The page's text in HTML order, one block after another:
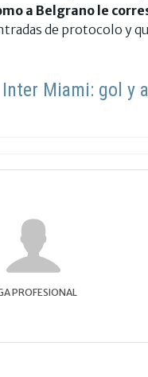
a Belgrano le
de protocolo y
Miami: gol y
PROFESIONAL